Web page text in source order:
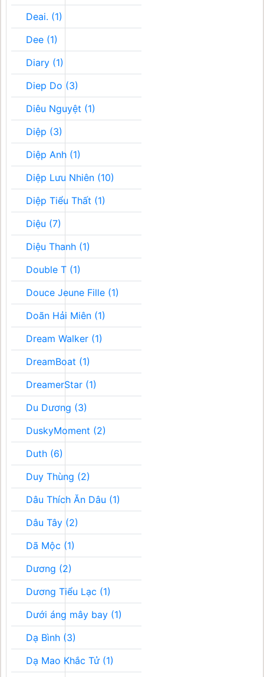
Deai. (1)
Dee (1)
Diary (1)
Diep Do (3)
Diêu Nguyệt (1)
Diệp (3)
Diệp Anh (1)
Diệp Lưu Nhiên (10)
Diệp Tiểu Thất (1)
Diệu (7)
Diệu Thanh (1)
Double T (1)
Douce Jeune Fille (1)
Doãn Hải Miên (1)
Dream Walker (1)
DreamBoat (1)
DreamerStar (1)
Du Dương (3)
DuskyMoment (2)
Duth (6)
Duy Thùng (2)
Dâu Thích Ăn Dâu (1)
Dâu Tây (2)
Dã Mộc (1)
Dương (2)
Dương Tiểu Lạc (1)
Dưới áng mây bay (1)
Dạ Bình (3)
Dạ Mao Khắc Tử (1)